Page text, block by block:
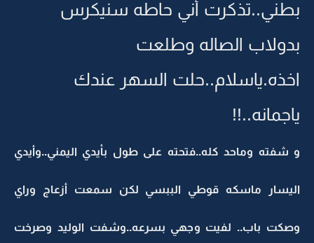
بطني..تذكرت أني حاطه سنيكرس
بدولاب الصاله وطلعت
اخذه.ياسلام..حلت السهر عندك
ياجمانه..!!
و شفته وماحد كله..فتحته على طول بأيدي اليمني..وأيدي
اليسار ماسكه قوطي الببسي لكن سمعت أزعاج وراي
وصكت باب.. لفيت وجهي بسرعه..وشفت الوليد وصرخت